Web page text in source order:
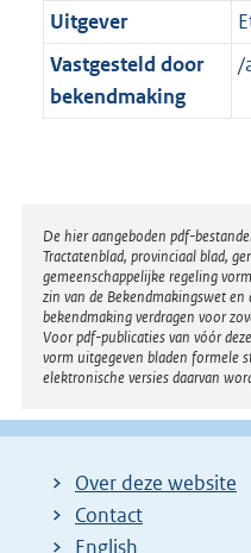
Uitgever
Vastgesteld door
bekendmaking
/
Disclaimer
De hier aangeboden pdf-
Tractatenblad, provinciaal blad,
gemeenschappelijke regeling
zin van de Bekendmakingswet
bekendmaking verdragen voor
Voor pdf-publicaties van vóór
vorm uitgegeven bladen formele
elektronische versies daarvan
Over deze website
Contact
English